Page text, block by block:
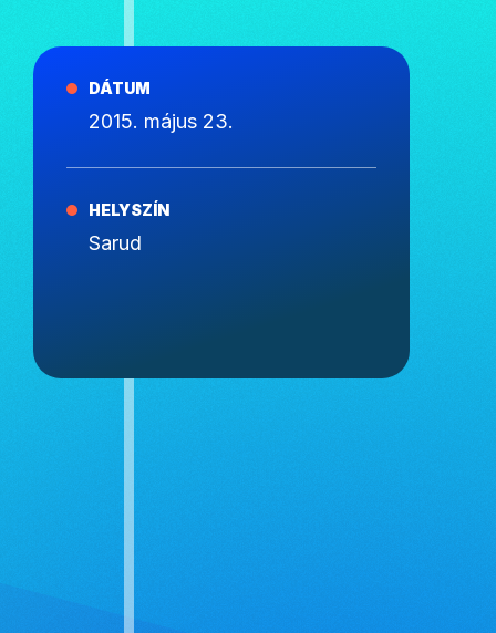
DÁTUM
2015. május 23.
HELYSZÍN
Sarud